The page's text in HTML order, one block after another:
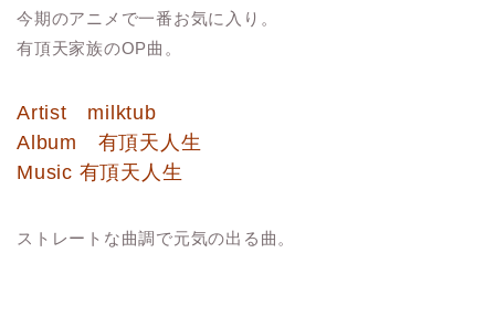
今期のアニメで一番お気に入り。
有頂天家族のOP曲。
Artist milktub
Album 有頂天人生
Music 有頂天人生
ストレートな曲調で元気の出る曲。